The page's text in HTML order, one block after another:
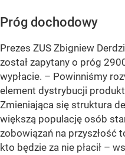
Próg dochodowy
Prezes ZUS Zbigniew
został zapytany o próg
wypłacie. – Powinniśmy
element dystrybucji
Zmieniająca się struktura
większą populację osób
zobowiązań na przyszłość
kto będzie za nie płacił –